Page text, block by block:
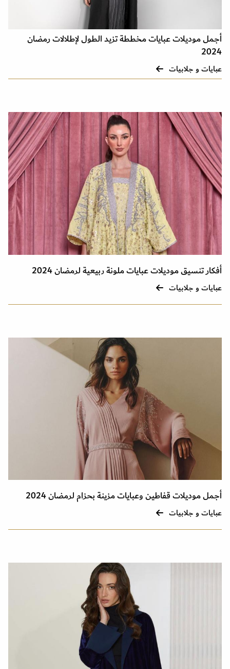
أجمل موديلات عبايات مخططة تزيد الطول لإطلالات رمضان
2024
عبايات و جلابيات
أفكار تنسيق موديلات عبايات ملونة ربيعية لرمضان 2024
عبايات و جلابيات
أجمل موديلات قفاطين وعبايات مزينة بحزام لرمضان 2024
عبايات و جلابيات